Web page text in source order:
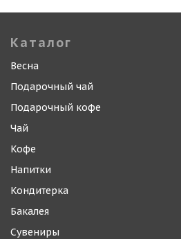
Каталог
Весна
Подарочный чай
Подарочный кофе
Чай
Кофе
Напитки
Кондитерка
Бакалея
Сувениры